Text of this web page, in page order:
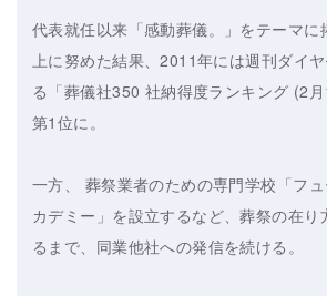
代表就任以来「感動葬儀。」をテーマに
上に努めた結果、2011年には週刊ダイ
る「葬儀社350 社納得度ランキング (2
第1位に。
一方、 葬祭業者のための専門学校「フ
カデミー」を設立するなど、葬祭の在り
るまで、同業他社への発信を続ける。